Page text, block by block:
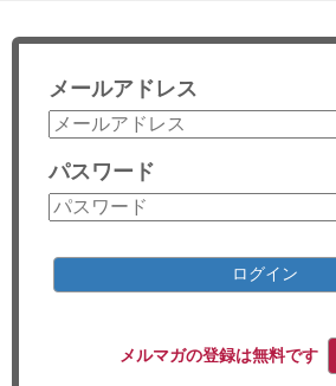
採用情報
お問い合わせ
コンサルティング
リサーチ
メールアドレス
パスワード
ログイン
メルマガの登録は無料です